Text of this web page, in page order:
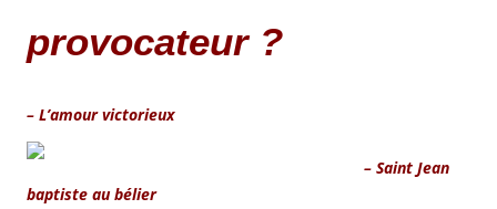
provocateur ?
– L’amour victorieux
– Saint Jean
baptiste au bélier